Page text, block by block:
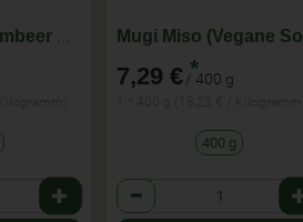
Mini Cookie Himbeer Cheesecake
7,29 € *
/ 400 g
400 g
Anzahl